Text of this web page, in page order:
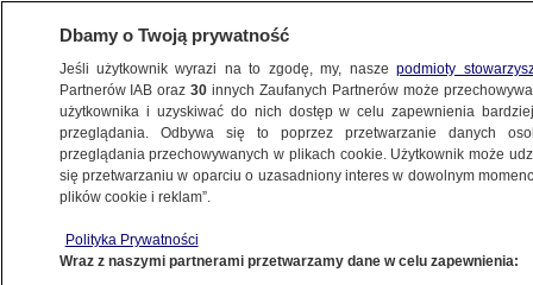
BIZNES
ZE ŚWIATA
może uniknąć procesu
Dbamy o Twoją prywatność
Jeśli użytkownik wyrazi na to zgodę, my, naszepodmioty
Partnerów IAB oraz30 innych Zaufanych Partnerów może
użytkownika i uzyskiwać do nich dostęp w celu zapewnienia
przeglądania. Odbywa się to poprzez przetwarzanie danych
przeglądania przechowywanych w plikach cookie. Użytkownik może
się przetwarzaniu w oparciu o uzasadniony interes w dowolnym
plików cookie i reklam”.
Polityka Prywatności
Wraz z naszymi partnerami przetwarzamy dane w celu zapewnienia: